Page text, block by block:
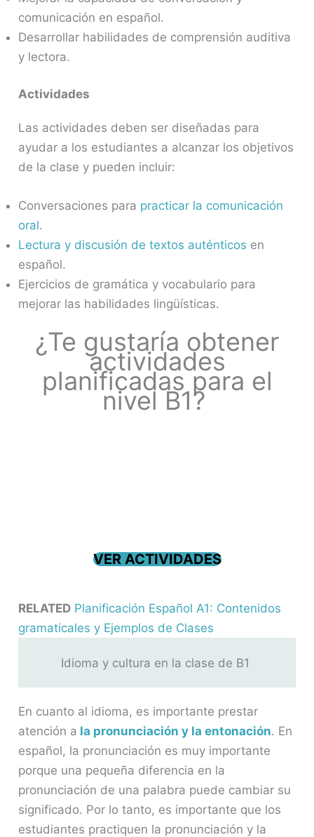
comunicación en español.
Desarrollar habilidades de comprensión auditiva
y lectora.
Actividades
Las actividades deben ser diseñadas para
ayudar a los estudiantes a alcanzar los objetivos
de la clase y pueden incluir:
Conversaciones para practicar la comunicación
oral.
Lectura y discusión de textos auténticos en
español.
Ejercicios de gramática y vocabulario para
mejorar las habilidades lingüísticas.
¿Te gustaría obtener
actividades
planificadas para el
nivel B1?
VER ACTIVIDADES
RELATED Planificación Español A1: Contenidos
gramaticales y Ejemplos de Clases
Idioma y cultura en la clase de B1
En cuanto al idioma, es importante prestar
atención a la pronunciación y la entonación. En
español, la pronunciación es muy importante
porque una pequeña diferencia en la
pronunciación de una palabra puede cambiar su
significado. Por lo tanto, es importante que los
estudiantes practiquen la pronunciación y la